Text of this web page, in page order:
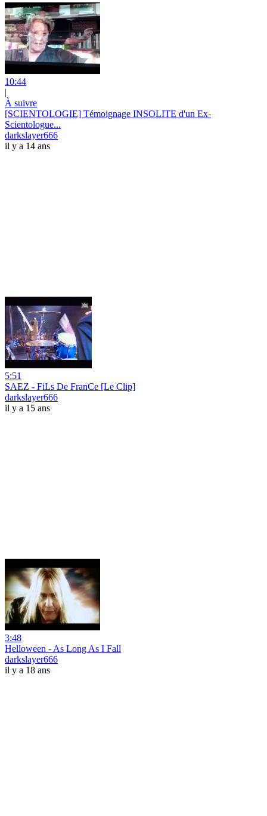
10:44
|
À suivre
[SCIENTOLOGIE] Témoignage INSOLITE d'un Ex-
Scientologue...
darkslayer666
il y a 14 ans
5:51
SAEZ - FiLs De FranCe [Le Clip]
darkslayer666
il y a 15 ans
3:48
Helloween - As Long As I Fall
darkslayer666
il y a 18 ans